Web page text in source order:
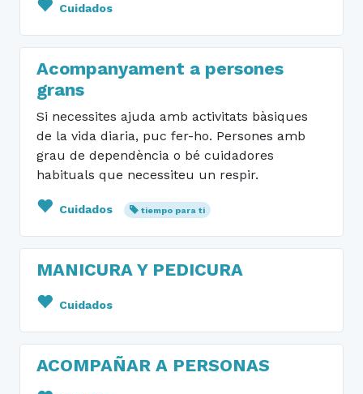
Cuidados
Acompanyament a persones
grans
Si necessites ajuda amb activitats bàsiques
de la vida diaria, puc fer-ho. Persones amb
grau de dependència o bé cuidadores
habituals que necessiteu un respir.
Cuidados tiempo para ti
MANICURA Y PEDICURA
Cuidados
ACOMPAÑAR A PERSONAS